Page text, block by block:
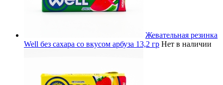
Жевательная резинка
Well без сахара со вкусом арбуза 13,2 гр Нет в наличии